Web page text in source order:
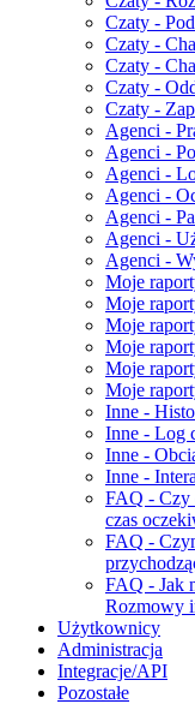
Czaty -
Czaty -
Czaty -
Czaty -
Czaty -
Agenci -
Agenci -
Agenci -
Agenci -
Agenci -
Agenci -
Agenci -
Moje
Moje
Moje
Moje
Moje
Moje
Inne -
Inne - Log
Inne -
Inne -
FAQ - Czy
czas
FAQ -
FAQ - Jak
Rozmowy
Użytkownicy
Administracja
Integracje/API
Pozostałe